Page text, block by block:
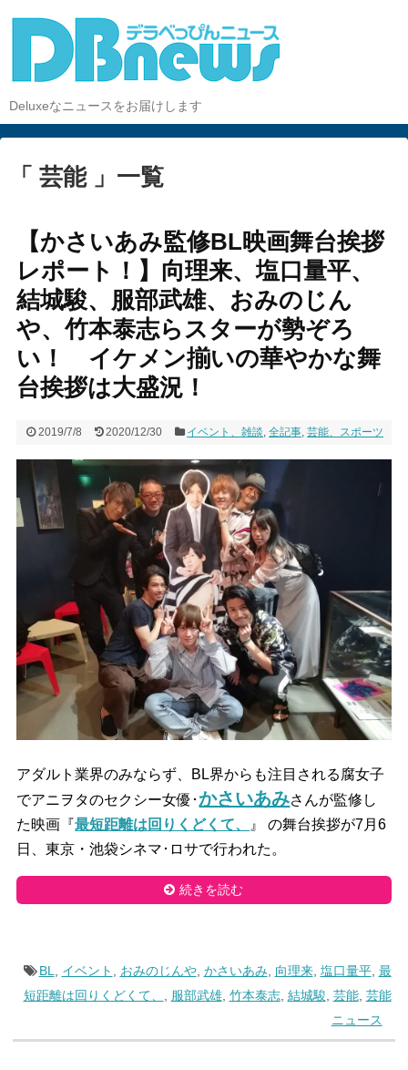
Deluxeなニュースをお届けします
「 芸能 」一覧
【かさいあみ監修BL映画舞台挨拶
レポート！】向理来、塩口量平、
結城駿、服部武雄、おみのじん
や、竹本泰志らスターが勢ぞろ
い！ イケメン揃いの華やかな舞
台挨拶は大盛況！
2019/7/8 2020/12/30 イベント、雑談,全記事,芸能、スポーツ
アダルト業界のみならず、BL界からも注目される腐女子
でアニヲタのセクシー女優･かさいあみさんが監修し
た映画『最短距離は回りくどくて、
』 の舞台挨拶が7月6
日、東京・池袋シネマ･ロサで行われた。
続きを読む
BL イベント おみのじんや, かさいあみ 向理来, 塩口量平, 最
短距離は回りくどくて、
服部武雄, 竹本泰志, 結城駿 芸能, 芸能
ニュース